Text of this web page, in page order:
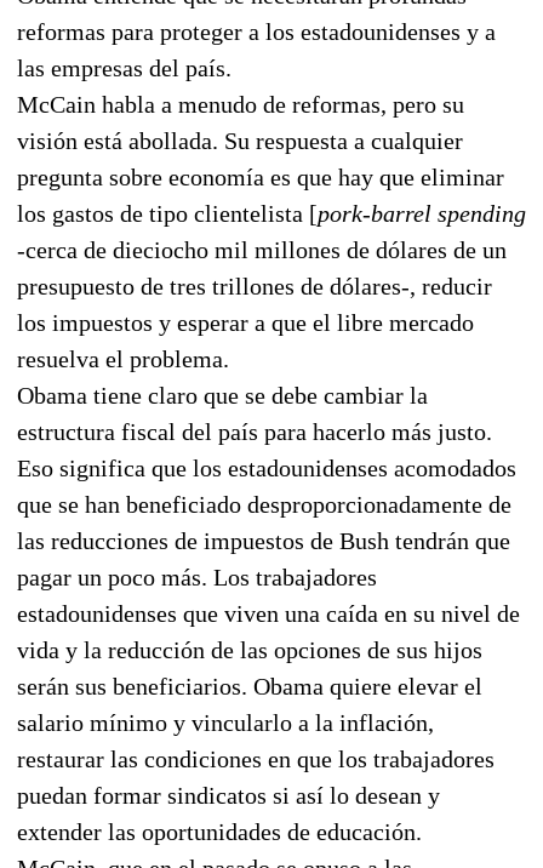
reformas para proteger a los estadounidenses y a
las empresas del país.
McCain habla a menudo de reformas, pero su
visión está abollada. Su respuesta a cualquier
pregunta sobre economía es que hay que eliminar
los gastos de tipo clientelista [pork-barrel spending
-cerca de dieciocho mil millones de dólares de un
presupuesto de tres trillones de dólares-, reducir
los impuestos y esperar a que el libre mercado
resuelva el problema.
Obama tiene claro que se debe cambiar la
estructura fiscal del país para hacerlo más justo.
Eso significa que los estadounidenses acomodados
que se han beneficiado desproporcionadamente de
las reducciones de impuestos de Bush tendrán que
pagar un poco más. Los trabajadores
estadounidenses que viven una caída en su nivel de
vida y la reducción de las opciones de sus hijos
serán sus beneficiarios. Obama quiere elevar el
salario mínimo y vincularlo a la inflación,
restaurar las condiciones en que los trabajadores
puedan formar sindicatos si así lo desean y
extender las oportunidades de educación.